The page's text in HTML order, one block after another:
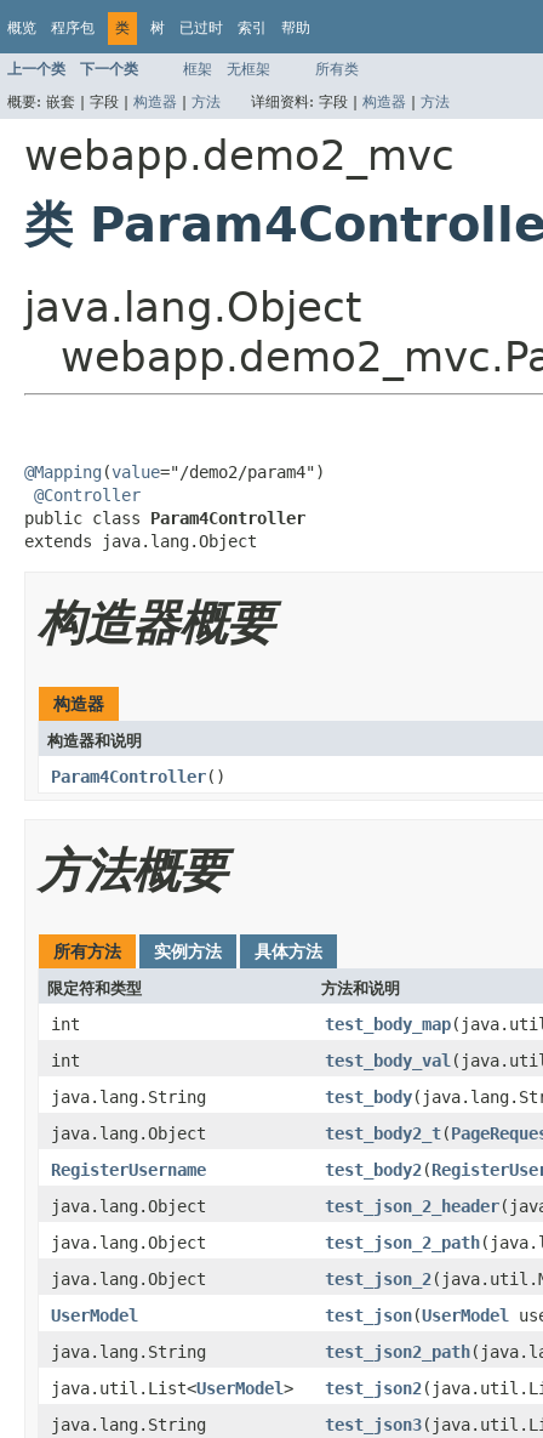
概览 程序包 类 树 已过时 索引 帮助
上一个类 下一个类 框架 无框架
所有类
概要: 嵌套 | 字段 | 构造器 | 方法 详细资料: 字段 | 构造器 | 方法
webapp.demo2_mvc
类
java.lang.Object
@Mapping (value="/demo2/param4")
@Controller
public class Param4Controller
extends java.lang.Object
构造器概要
构造器
构造器和说明
Param4Controller()
方法概要
所有方法 实例方法 具体方法
限定符和类型 方法和说明
int test_body_map
int
test_body_val
java.lang.String
test_body
java.lang.Object
test_body2_t(
RegisterUsername
test_body2(
java.lang.Object
test_json_2_header
java.lang.Object
test_json_2_path
java.lang.Object
test_json_2
UserModel
test_json(UserModel
java.lang.String
test_json2_path
java.util.List<UserModel> test_json2
java.lang.String
test_json3